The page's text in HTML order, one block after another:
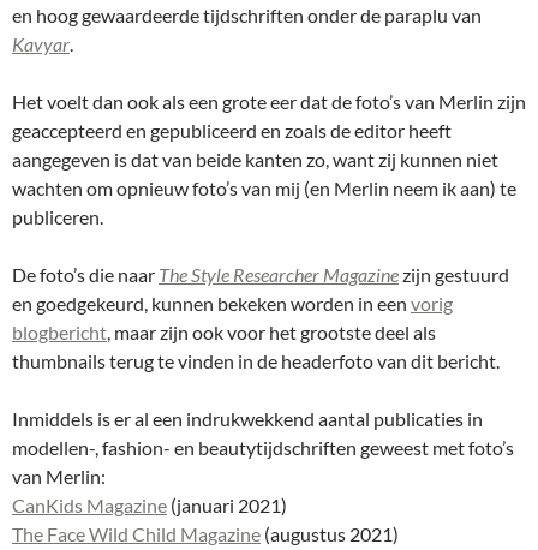
en hoog gewaardeerde tijdschriften onder de paraplu van
Kavyar.
Het voelt dan ook als een grote eer dat de foto’s van Merlin zijn
geaccepteerd en gepubliceerd en zoals de editor heeft
aangegeven is dat van beide kanten zo, want zij kunnen niet
wachten om opnieuw foto’s van mij (en Merlin neem ik aan) te
publiceren.
De foto’s die naar The Style Researcher Magazinezijn gestuurd
en goedgekeurd, kunnen bekeken worden in een vorig
blogbericht, maar zijn ook voor het grootste deel als
thumbnails terug te vinden in de headerfoto van dit bericht.
Inmiddels is er al een indrukwekkend aantal publicaties in
modellen-, fashion- en beautytijdschriften geweest met foto’s
van Merlin:
CanKids Magazine (januari 2021)
The Face Wild Child Magazine (augustus 2021)